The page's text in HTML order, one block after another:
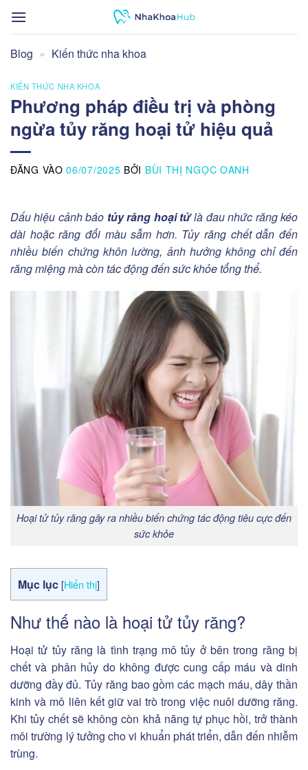
qua
dung
Blog » Kiến thức nha khoa
KIẾN THỨC NHA KHOA
Phương pháp điều trị và phòng
ngừa tủy răng hoại tử hiệu quả
ĐĂNG VÀO06/07/2025 BỞI BÙI THỊ NGỌC OANH
Dấu hiệu cảnh báo tủy răng hoại tửlà đau nhức răng kéo
dài hoặc răng đổi màu sẫm hơn. Tủy răng chết dẫn đến
nhiều biến chứng khôn lường, ảnh hưởng không chỉ đến
răng miệng mà còn tác động đến sức khỏe tổng thể.
Hoại tử tủy răng gây ra nhiều biến chứng tác động tiêu cực đến
sức khỏe
Mục lục [Hiển thị]
Như thế nào là hoại tử tủy răng?
Hoại tử tủy răng là tình trạng mô tủy ở bên trong răng bị
chết và phân hủy do không được cung cấp máu và dinh
dưỡng đầy đủ. Tủy răng bao gồm các mạch máu, dây thần
kinh và mô liên kết giữ vai trò trong việc nuôi dưỡng răng.
Khi tủy chết sẽ không còn khả năng tự phục hồi, trở thành
môi trường lý tưởng cho vi khuẩn phát triển, dẫn đến nhiễm
trùng.